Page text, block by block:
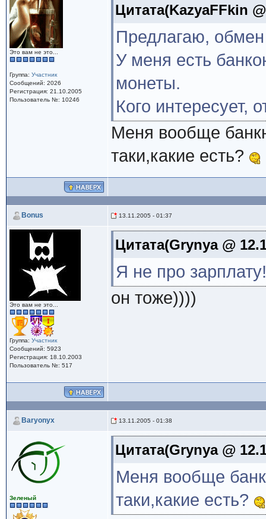
Это вам не это...
Группа: Участник
Сообщений: 2026
Регистрация: 21.10.2005
Пользователь №: 10246
Цитата(KazyaFFkin
Предлагаю,
У меня есть
монеты.
Кого интересует,
Меня вообще
таки,какие есть?
Bonus 13.11.2005 - 01:37
Это вам не это...
Группа: Участник
Сообщений: 5923
Регистрация: 18.10.2003
Пользователь №: 517
Цитата(Grynya @
Я не про зарплату!
он тоже))))
Baryonyx 13.11.2005 - 01:38
Зеленый
Цитата(Grynya @
Меня вообще
таки,какие есть?